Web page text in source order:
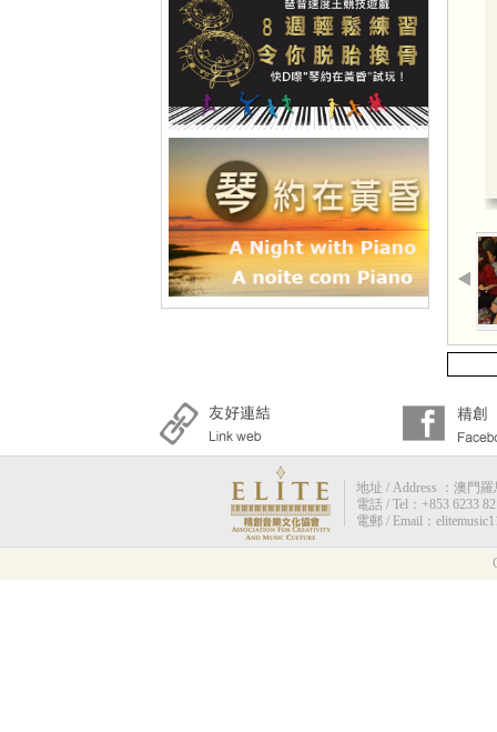
地址 / Address ：澳門
電話 / Tel：+853 6233
電郵 / Email：